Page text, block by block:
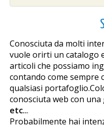
Conosciuta da molti
vuole offrirti un catalogo
articoli che possiamo
contando come sempre
qualsiasi
conosciuta web con una
etc...
Probabilmente hai